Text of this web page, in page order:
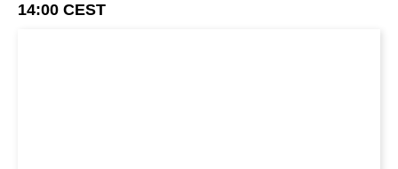
14:00 CEST